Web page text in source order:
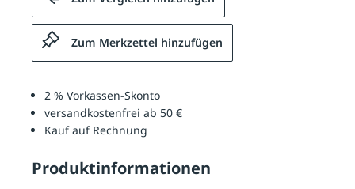
Zum Merkzettel hinzufügen
2 % Vorkassen-Skonto
versandkostenfrei ab 50 €
Kauf auf Rechnung
Produktinformationen